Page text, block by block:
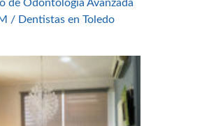
de Odontología Avanzada
/ Dentistas en Toledo